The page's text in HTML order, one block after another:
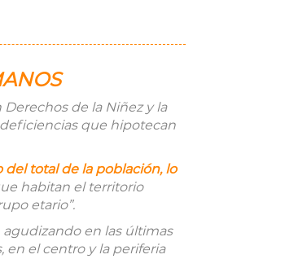
de la Niñez y la
que hipotecan
total de la población, lo
habitan el territorio
etario”.
en las últimas
en el centro y la periferia